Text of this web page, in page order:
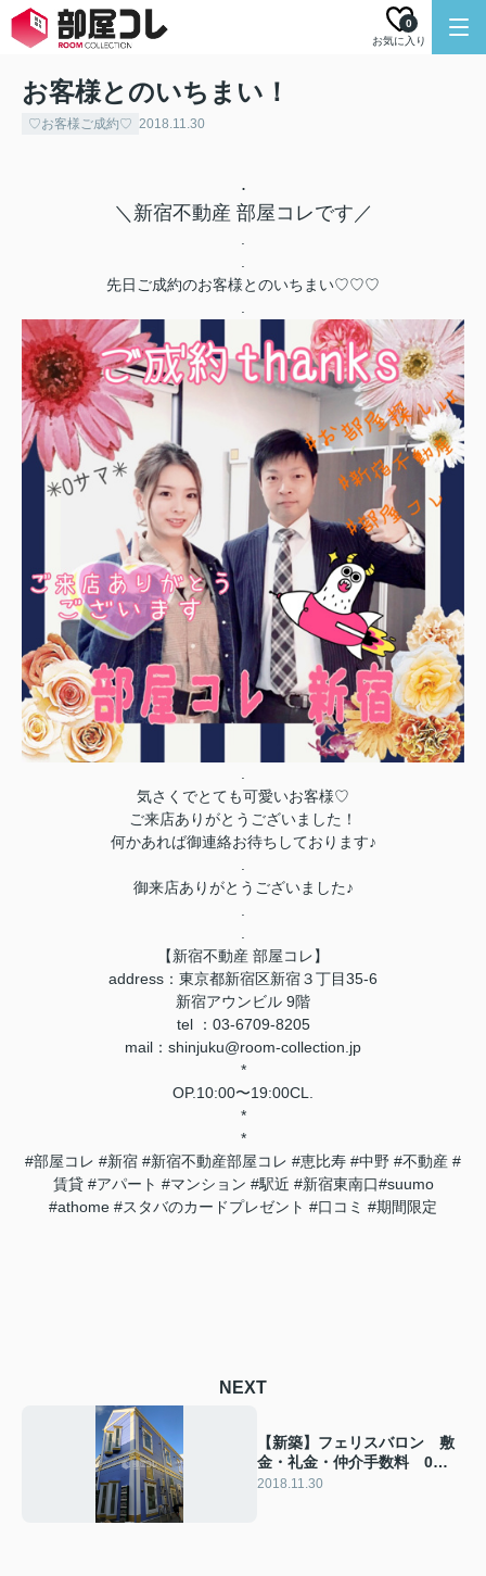
お気に入り
0
お客様とのいちまい！
♡お客様ご成約♡ 2018.11.30
.
＼新宿不動産 部屋コレです／
先日ご成約のお客様とのいちまい♡♡♡
気さくでとても可愛いお客様♡
ご来店ありがとうございました！
何かあれば御連絡お待ちしております♪
御来店ありがとうございました♪
【新宿不動産 部屋コレ】
address：東京都新宿区新宿３丁目35-6
新宿アウンビル 9階
tel ：03-6709-8205
mail：shinjuku@room-collection.jp
*
OP.10:00〜19:00CL.
*
*
#部屋コレ #新宿 #新宿不動産部屋コレ #恵比寿 #中野 #不動産 #
賃貸 #アパート #マンション #駅近 #新宿東南口#suumo
#athome #スタバのカードプレゼント #口コミ #期間限定
NEXT
【新築】フェリスバロン 敷
金・礼金・仲介手数料 0
円！！！！！！
2018.11.30